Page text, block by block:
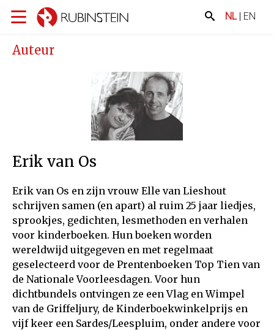
NL| EN
Auteur
Erik van Os
Erik van Os en zijn vrouw Elle van Lieshout
schrijven samen (en apart) al ruim 25 jaar liedjes,
sprookjes, gedichten, lesmethoden en verhalen
voor kinderboeken. Hun boeken worden
wereldwijd uitgegeven en met regelmaat
geselecteerd voor de Prentenboeken Top Tien van
de Nationale Voorleesdagen. Voor hun
dichtbundels ontvingen ze een Vlag en Wimpel
van de Griffeljury, de Kinderboekwinkelprijs en
vijf keer een Sardes/Leespluim, onder andere voor